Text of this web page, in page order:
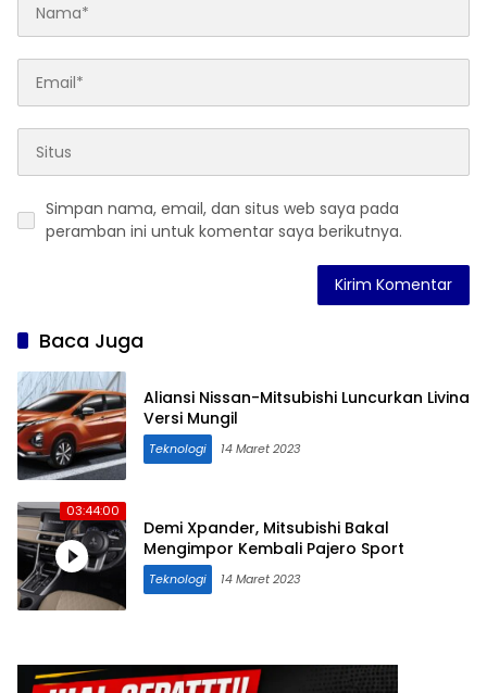
Simpan nama, email, dan situs web saya pada
peramban ini untuk komentar saya berikutnya.
Baca Juga
Aliansi Nissan-Mitsubishi Luncurkan Livina
Versi Mungil
Teknologi 14 Maret 2023
03:44:00
Demi Xpander, Mitsubishi Bakal
Mengimpor Kembali Pajero Sport
Teknologi 14 Maret 2023